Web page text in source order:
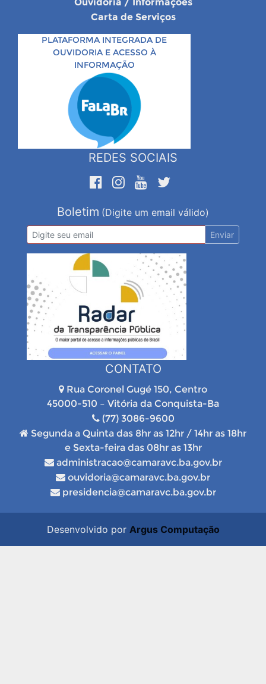
Carta de Serviços
PLATAFORMA INTEGRADA DE
OUVIDORIA E ACESSO À
INFORMAÇÃO
REDES SOCIAIS
Boletim (Digite um email válido)
Enviar
CONTATO
Rua Coronel Gugé 150, Centro
45000-510 – Vitória da Conquista-Ba
(77) 3086-9600
Segunda a Quinta das 8hr as 12hr / 14hr as 18hr
e Sexta-feira das 08hr as 13hr
administracao@camaravc.ba.gov.br
ouvidoria@camaravc.ba.gov.br
presidencia@camaravc.ba.gov.br
Desenvolvido por Argus Computação